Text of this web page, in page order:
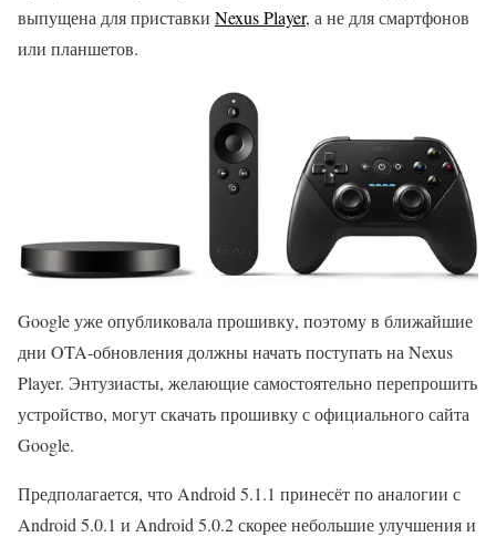
выпущена для приставки Nexus Player, а не для смартфонов
или планшетов.
Google уже опубликовала прошивку, поэтому в ближайшие
дни OTA-обновления должны начать поступать на Nexus
Player. Энтузиасты, желающие самостоятельно перепрошить
устройство, могут скачать прошивку с официального сайта
Google.
Предполагается, что Android 5.1.1 принесёт по аналогии с
Android 5.0.1 и Android 5.0.2 скорее небольшие улучшения и